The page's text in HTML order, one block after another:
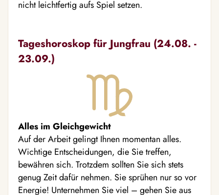
nicht leichtfertig aufs Spiel setzen.
Tageshoroskop für Jungfrau (24.08. -
23.09.)
Alles im Gleichgewicht
Auf der Arbeit gelingt Ihnen momentan alles.
Wichtige Entscheidungen, die Sie treffen,
bewähren sich. Trotzdem sollten Sie sich stets
genug Zeit dafür nehmen. Sie sprühen nur so vor
Energie! Unternehmen Sie viel – gehen Sie aus